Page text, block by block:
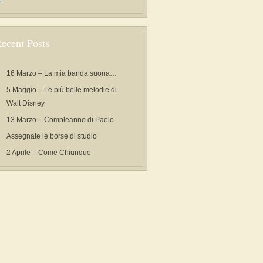
Posts
16 Marzo – La mia banda suona…
5 Maggio – Le più belle melodie di
Walt Disney
13 Marzo – Compleanno di Paolo
Assegnate le borse di studio
2 Aprile – Come Chiunque